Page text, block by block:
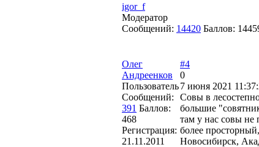
igor_f
Модератор
Сообщений: 14420 Баллов:
Олег
Андреенков
Пользователь
Сообщений:
391 Баллов:
468
Регистрация:
21.11.2011
#4
0
7 июня 2021
Совы в
большие
там у нас совы не
более
Новосибирск,